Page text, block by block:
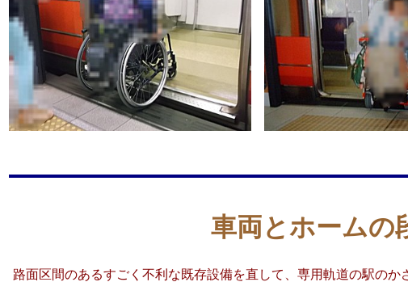
車両とホームの
路面区間のあるすごく不利な既存設備を直して、専用軌道の駅の